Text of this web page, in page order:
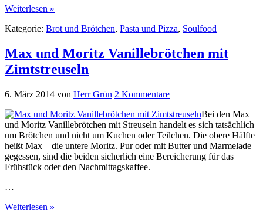
Weiterlesen »
Kategorie: Brot und Brötchen, Pasta und Pizza, Soulfood
Max und Moritz Vanillebrötchen mit
Zimtstreuseln
6. März 2014 von Herr Grün 2 Kommentare
Bei den Max
und Moritz Vanillebrötchen mit Streuseln handelt es sich tatsächlich
um Brötchen und nicht um Kuchen oder Teilchen. Die obere Hälfte
heißt Max – die untere Moritz. Pur oder mit Butter und Marmelade
gegessen, sind die beiden sicherlich eine Bereicherung für das
Frühstück oder den Nachmittagskaffee.
…
Weiterlesen »